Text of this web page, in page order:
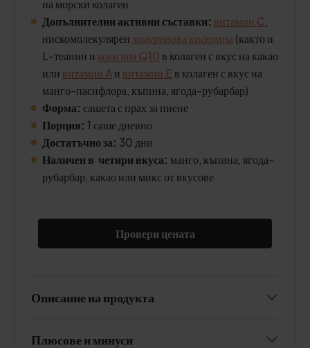
на морски колаген
Допълнителни активни съставки: витамин C
нискомолекулярен хиауронова киселина (както и
L-теанин и коензим Q10 в колаген с вкус на какао
или витамин Aи витамин E в колаген с вкус на
манго-пасифлора, къпина, ягода-рубарбар)
Форма: сашета с прах за пиене
Порция: 1 саше дневно
Достатъчно за: 30 дни
Наличен в четири вкуса: манго, къпина, ягода-
рубарбар, какао или микс от вкусове
Провери цената
Описание на продукта
Плюсове и минуси